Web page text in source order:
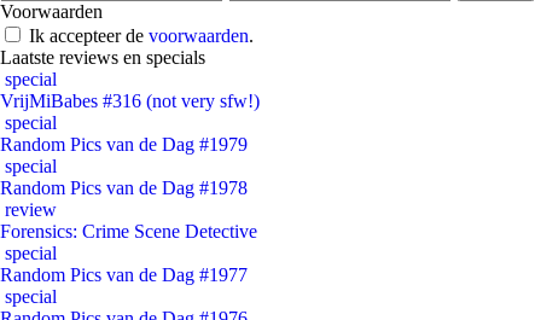
Voorwaarden
Ik accepteer de voorwaarden.
Laatste reviews en specials
special
VrijMiBabes #316 (not very sfw!)
special
Random Pics van de Dag #1979
special
Random Pics van de Dag #1978
review
Forensics: Crime Scene Detective
special
Random Pics van de Dag #1977
special